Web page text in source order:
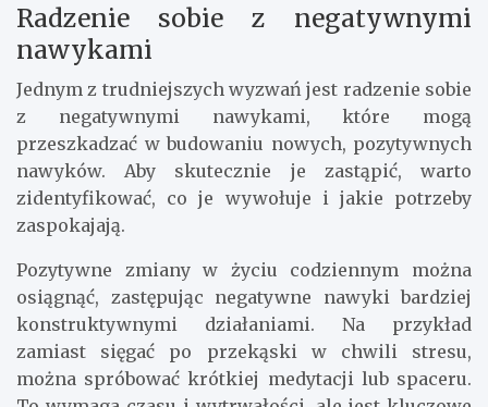
Radzenie sobie z negatywnymi
nawykami
Jednym z trudniejszych wyzwań jest radzenie sobie
z negatywnymi nawykami, które mogą
przeszkadzać w budowaniu nowych, pozytywnych
nawyków. Aby skutecznie je zastąpić, warto
zidentyfikować, co je wywołuje i jakie potrzeby
zaspokajają.
Pozytywne zmiany w życiu codziennym można
osiągnąć, zastępując negatywne nawyki bardziej
konstruktywnymi działaniami. Na przykład
zamiast sięgać po przekąski w chwili stresu,
można spróbować krótkiej medytacji lub spaceru.